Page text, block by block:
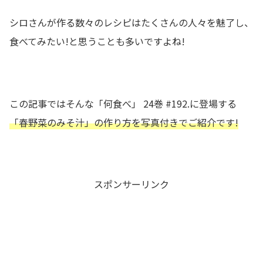
シロさんが作る数々のレシピはたくさんの人々を魅了し、
食べてみたい!と思うことも多いですよね!
この記事ではそんな「何食べ」 24巻 #192.に登場する
「春野菜のみそ汁」の作り方を写真付きでご紹介です!
スポンサーリンク